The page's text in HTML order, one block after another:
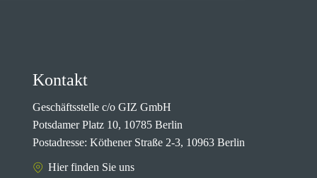
Kontakt
Geschäftsstelle c/o GIZ GmbH
Potsdamer Platz 10, 10785 Berlin
Postadresse: Köthener Straße 2-3, 10963 Berlin
Hier finden Sie uns